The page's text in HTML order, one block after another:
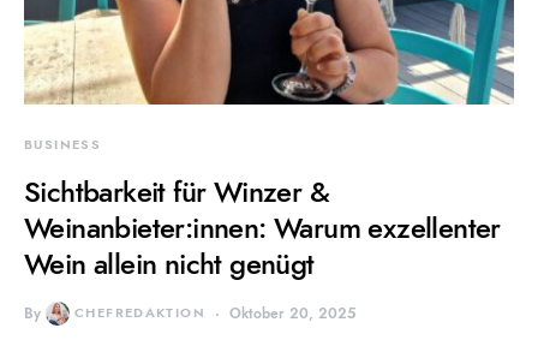
BUSINESS
Sichtbarkeit für Winzer &
Weinanbieter:innen: Warum exzellenter
Wein allein nicht genügt
By CHEFREDAKTION Oktober 20, 2025